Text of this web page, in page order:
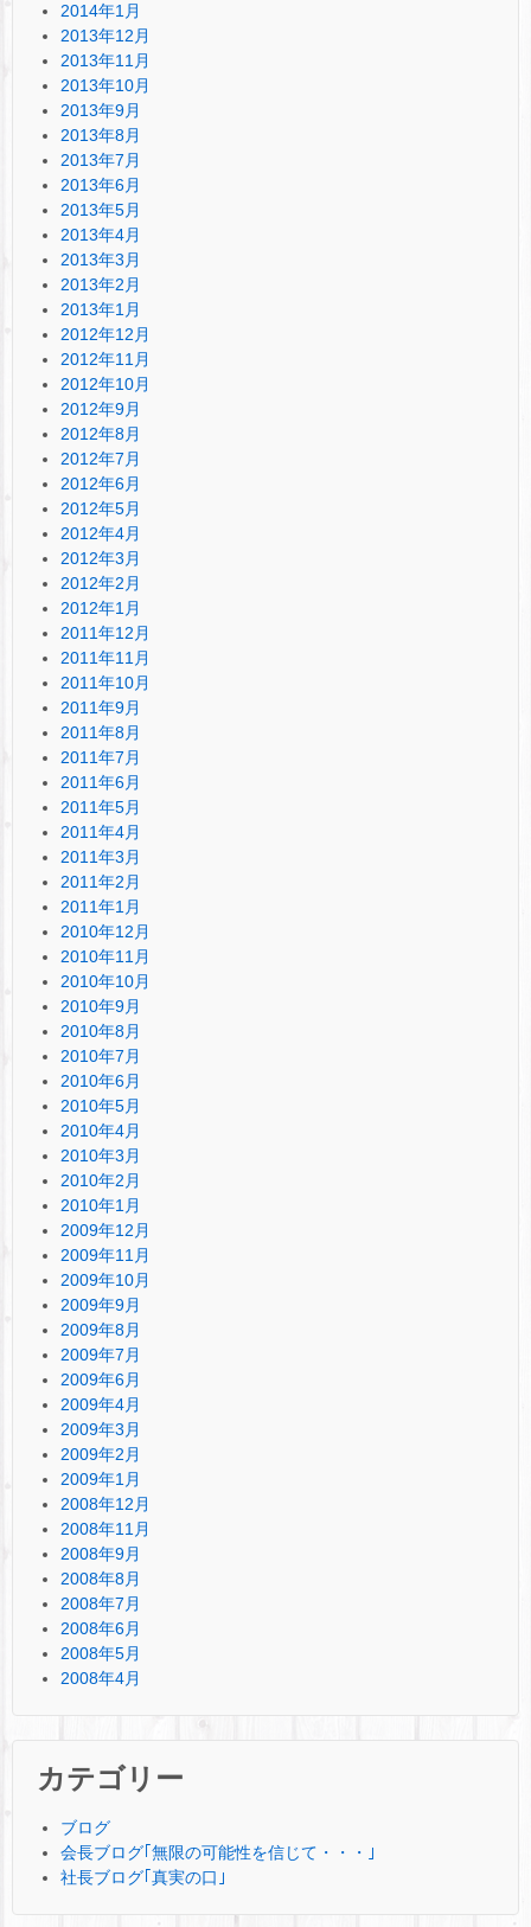
2014年1月
2013年12月
2013年11月
2013年10月
2013年9月
2013年8月
2013年7月
2013年6月
2013年5月
2013年4月
2013年3月
2013年2月
2013年1月
2012年12月
2012年11月
2012年10月
2012年9月
2012年8月
2012年7月
2012年6月
2012年5月
2012年4月
2012年3月
2012年2月
2012年1月
2011年12月
2011年11月
2011年10月
2011年9月
2011年8月
2011年7月
2011年6月
2011年5月
2011年4月
2011年3月
2011年2月
2011年1月
2010年12月
2010年11月
2010年10月
2010年9月
2010年8月
2010年7月
2010年6月
2010年5月
2010年4月
2010年3月
2010年2月
2010年1月
2009年12月
2009年11月
2009年10月
2009年9月
2009年8月
2009年7月
2009年6月
2009年4月
2009年3月
2009年2月
2009年1月
2008年12月
2008年11月
2008年9月
2008年8月
2008年7月
2008年6月
2008年5月
2008年4月
カテゴリー
ブログ
会長ブログ｢無限の可能性を信じて・・・｣
社長ブログ｢真実の口｣